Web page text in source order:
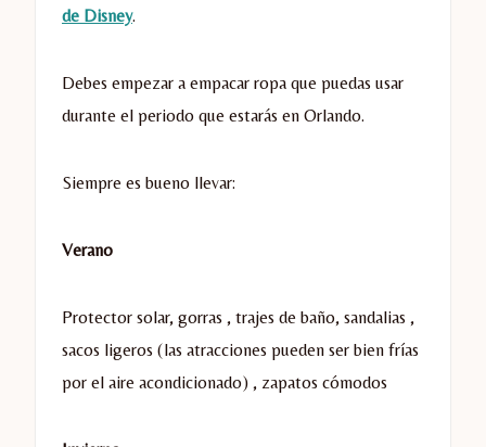
de Disney.
Debes empezar a empacar ropa que puedas usar
durante el periodo que estarás en Orlando.
Siempre es bueno llevar:
Verano
Protector solar, gorras , trajes de baño, sandalias ,
sacos ligeros (las atracciones pueden ser bien frías
por el aire acondicionado) , zapatos cómodos